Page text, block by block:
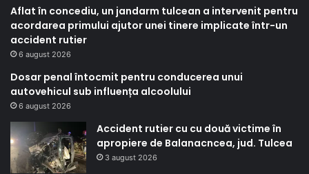
Aflat în concediu, un jandarm tulcean a intervenit pentru
acordarea primului ajutor unei tinere implicate într-un
accident rutier
6 august 2026
Dosar penal întocmit pentru conducerea unui
autovehicul sub influența alcoolului
6 august 2026
Accident rutier cu cu două victime în
apropiere de Balanacncea, jud. Tulcea
3 august 2026